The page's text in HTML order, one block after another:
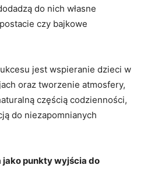
do nich ‌własne
czy bajkowe​
jest wspieranie dzieci ⁢w
oraz‍ tworzenie atmosfery,⁢
częścią codzienności,
do niezapomnianych
punkty wyjścia do